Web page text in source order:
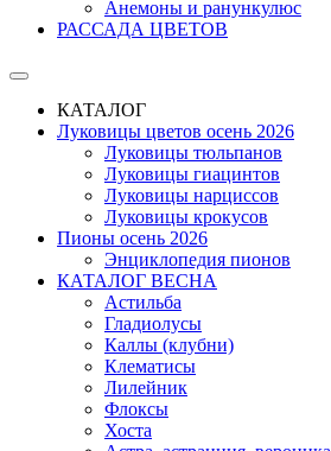
Анемоны и ранункулюс
РАССАДА ЦВЕТОВ
КАТАЛОГ
Луковицы цветов осень 2026
Луковицы тюльпанов
Луковицы гиацинтов
Луковицы нарциссов
Луковицы крокусов
Пионы осень 2026
Энциклопедия пионов
КАТАЛОГ ВЕСНА
Астильба
Гладиолусы
Каллы (клубни)
Клематисы
Лилейник
Флоксы
Хоста